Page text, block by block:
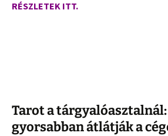
RÉSZLETEK ITT.
Tarot a
gyorsabban átlátják a